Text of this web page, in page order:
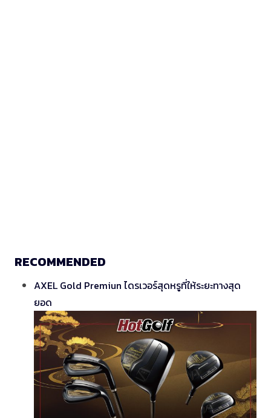
RECOMMENDED
AXEL Gold Premiun ไดรเวอร์สุดหรูที่ให้ระยะทางสุด
ยอด